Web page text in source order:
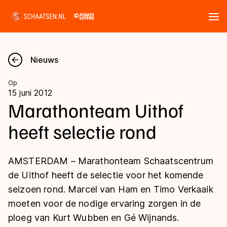
Nieuws
Kalender
Disciplines
Langebaan
Shorttrack
Inlineskaten
Uitslagen
Langebaan
Shorttrack
Marathon
Tijden & historie
Ranglijsten Langebaan
Nieuws
Op
15 juni 2012
Marathonteam Uithof
heeft selectie rond
AMSTERDAM – Marathonteam Schaatscentrum
de Uithof heeft de selectie voor het komende
seizoen rond. Marcel van Ham en Timo Verkaaik
moeten voor de nodige ervaring zorgen in de
ploeg van Kurt Wubben en Gé Wijnands.